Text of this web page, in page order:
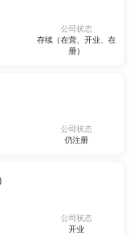
公司状态
存续（在营、开业、在
册）
公司状态
仍注册
公司状态
开业